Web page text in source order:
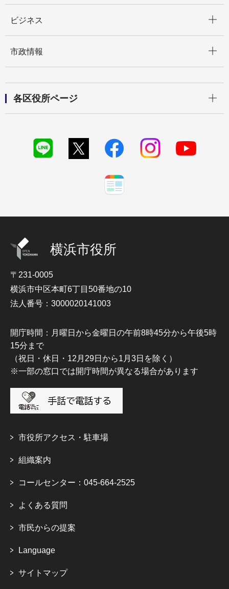
ビジネス
市政情報
各区役所ページ
横浜市役所
〒231-0005
横浜市中区本町6丁目50番地の10
法人番号：3000020141003
開庁時間：月曜日から金曜日の午前8時45分から午後5時
15分まで
（祝日・休日・12月29日から1月3日を除く）
※一部の窓口では開庁時間が異なる場合があります
市役所アクセス・駐車場
組織案内
コールセンター：045-664-2525
よくある質問
市民からの提案
Language
サイトマップ